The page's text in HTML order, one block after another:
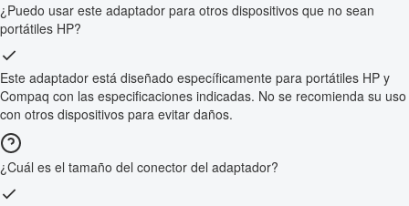
¿Puedo usar este adaptador para otros dispositivos que no sean
portátiles HP?
Este adaptador está diseñado específicamente para portátiles HP y
Compaq con las especificaciones indicadas. No se recomienda su uso
con otros dispositivos para evitar daños.
¿Cuál es el tamaño del conector del adaptador?